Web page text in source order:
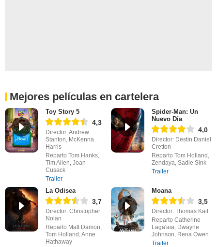
Mejores películas en cartelera
Toy Story 5
4,3
Director: Andrew
Stanton, McKenna
Harris
Reparto Tom Hanks,
Tim Allen, Joan
Cusack
Trailer
Spider-Man: Un
Nuevo Día
4,0
Director: Destin Daniel
Cretton
Reparto Tom Holland,
Zendaya, Sadie Sink
Trailer
La Odisea
3,7
Director: Christopher
Nolan
Reparto Matt Damon,
Tom Holland, Anne
Hathaway
Moana
3,5
Director: Thomas Kail
Reparto Catherine
Laga'aia, Dwayne
Johnson, Rena Owen
Trailer